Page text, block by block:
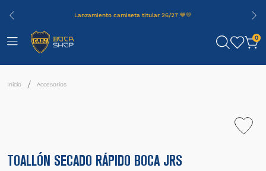
Lanzamiento camiseta titular 26/27 💙💛
0
Accesorios
TOALLÓN SECADO RÁPIDO BOCA JRS